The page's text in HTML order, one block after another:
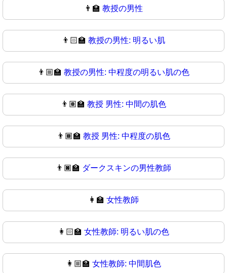
👨‍🏫 教授の男性
👨🏻‍🏫 教授の男性: 明るい肌
👨🏼‍🏫 教授の男性: 中程度の明るい肌の色
👨🏽‍🏫 教授 男性: 中間の肌色
👨🏾‍🏫 教授 男性: 中程度の肌色
👨🏿‍🏫 ダークスキンの男性教師
👩‍🏫 女性教師
👩🏻‍🏫 女性教師: 明るい肌の色
👩🏼‍🏫 女性教師: 中間肌色